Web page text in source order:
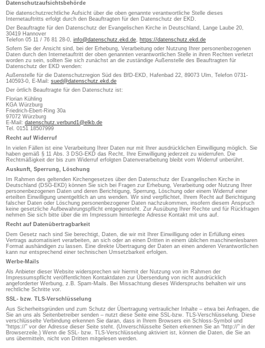
Datenschutzaufsichtsbehörde
Die datenschutzrechtliche Aufsicht über die oben genannte verantwortliche Stelle dieses
Internetauftritts erfolgt durch den Beauftragten für den Datenschutz der EKD.
Der Beauftragte für den Datenschutz der Evangelischen Kirche in Deutschland, Lange Laube 20,
30419 Hannover
Telefon 05 11 / 76 81 28-0, info@datenschutz.ekd.de, https://datenschutz.ekd.de
Sofern Sie der Ansicht sind, bei der Erhebung, Verarbeitung oder Nutzung Ihrer personenbezogenen
Daten durch den Internetauftritt der oben genannten verantwortlichen Stelle in ihren Rechten verletzt
worden zu sein, sollten Sie sich zunächst an die zuständige Außenstelle des Beauftragten für
Datenschutz der EKD wenden:
Außenstelle für die Datenschutzregion Süd des BfD-EKD, Hafenbad 22, 89073 Ulm, Telefon 0731-
140593-0, E-Mail: sued@datenschutz.ekd.de
Der örtlich Beauftragte für den Datenschutz ist:
Florian Kühling
KGA Würzburg
Friedrich-Ebert-Ring 30a
97072 Würzburg
E-Mail: datenschutz.verbund1@elkb.de
Tel. 0151 18507999
Recht auf Widerruf
In vielen Fällen ist eine Verarbeitung Ihrer Daten nur mit Ihrer ausdrücklichen Einwilligung möglich. Sie
haben gemäß § 11 Abs. 3 DSG-EKD das Recht, Ihre Einwilligung jederzeit zu widerrufen. Die
Rechtmäßigkeit der bis zum Widerruf erfolgten Datenverarbeitung bleibt vom Widerruf unberührt.
Auskunft, Sperrung, Löschung
Im Rahmen des geltenden Kirchengesetzes über den Datenschutz der Evangelischen Kirche in
Deutschland (DSG-EKD) können Sie sich bei Fragen zur Erhebung, Verarbeitung oder Nutzung Ihrer
personenbezogenen Daten und deren Berichtigung, Sperrung, Löschung oder einem Widerruf einer
erteilten Einwilligung unentgeltlich an uns wenden. Wir sind verpflichtet, Ihrem Recht auf Berichtigung
falscher Daten oder Löschung personenbezogener Daten nachzukommen, insofern diesem Anspruch
keine gesetzliche Aufbewahrungspflicht entgegensteht. Zur Ausübung Ihrer Rechte und für Rückfragen
nehmen Sie sich bitte über die im Impressum hinterlegte Adresse Kontakt mit uns auf.
Recht auf Datenübertragbarkeit
Dem Gesetz nach sind Sie berechtigt, Daten, die wir mit Ihrer Einwilligung oder in Erfüllung eines
Vertrags automatisiert verarbeiten, an sich oder an einen Dritten in einem üblichen maschinenlesbaren
Format aushändigen zu lassen. Eine direkte Übertragung der Daten an einen anderen Verantwortlichen
kann nur entsprechend einer technischen Umsetzbarkeit erfolgen.
Werbe-Mails
Als Anbieter dieser Website widersprechen wir hiermit der Nutzung von im Rahmen der
Impressumspflicht veröffentlichten Kontaktdaten zur Übersendung von nicht ausdrücklich
angeforderter Werbung, z.B. Spam-Mails. Bei Missachtung dieses Widerspruchs behalten wir uns
rechtliche Schritte vor.
SSL- bzw. TLS-Verschlüsselung
Aus Sicherheitsgründen und zum Schutz der Übertragung vertraulicher Inhalte – etwa bei Anfragen, die
Sie an uns als Seitenbetreiber senden – nutzt diese Seite eine SSL-bzw. TLS-Verschlüsselung. Diese
verschlüsselte Verbindung erkennen Sie daran, dass in Ihrem Browsers ein Schloss-Symbol und
“https://” vor der Adresse dieser Seite steht. (Unverschlüsselte Seiten erkennen Sie an “http://” in der
Browserzeile.) Wenn die SSL- bzw. TLS-Verschlüsselung aktiviert ist, können die Daten, die Sie an
uns übermitteln, nicht von Dritten mitgelesen werden.